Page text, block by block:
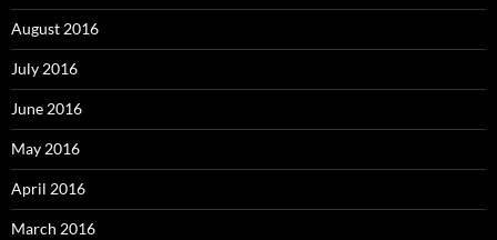
August 2016
July 2016
June 2016
May 2016
April 2016
March 2016